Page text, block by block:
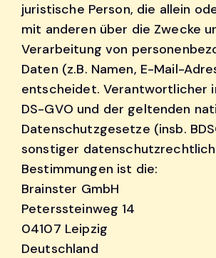
juristische Person, die allein
mit anderen über die Zwecke
Verarbeitung von
Daten (z.B. Namen, E-Mail-
entscheidet. Verantwortlicher
DS-GVO und der geltenden
Datenschutzgesetze (insb.
sonstiger
Bestimmungen ist die:
Brainster GmbH
Peterssteinweg 14
04107 Leipzig
Deutschland